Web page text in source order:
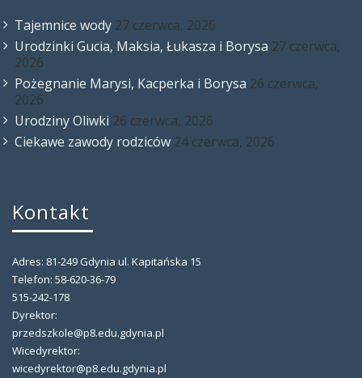
Tajemnice wody 27 czerwca, 2026
Urodzinki Gucia, Maksia, Łukasza i Borysa 27 czerwca,
2026
Pożegnanie Marysi, Kacperka i Borysa 26 czerwca,
2026
Urodziny Oliwki 26 czerwca, 2026
Ciekawe zawody rodziców 24 czerwca, 2026
Kontakt
Adres: 81-249 Gdynia ul. Kapitańska 15
Telefon: 58-620-36-79
515-242-178
Dyrektor:
przedszkole@p8.edu.gdynia.pl
Wicedyrektor:
wicedyrektor@p8.edu.gdynia.pl